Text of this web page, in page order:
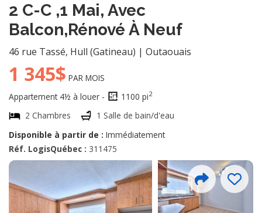
2 C-C ,1 Mai, Avec
Balcon,Rénové À Neuf
46 rue Tassé, Hull (Gatineau) | Outaouais
1 345$ PAR MOIS
Appartement 4½ à louer -
1100 pi2
2 Chambres
1 Salle de bain/d'eau
Disponible à partir de : Immédiatement
Réf. LogisQuébec : 311475